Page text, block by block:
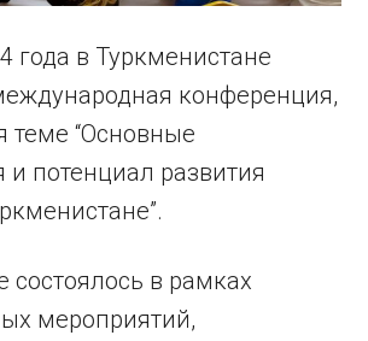
года в Туркменистане
конференция,
теме “Основные
и потенциал развития
состоялось в рамках
мероприятий,